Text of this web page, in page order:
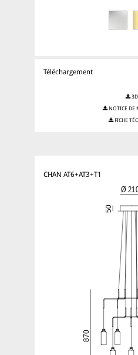
Téléchargement
3D
NOTICE DE
FICHE
CHAN AT6+AT3+T1